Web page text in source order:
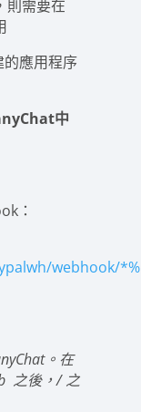
則需要在
的應用程序
中
：
webhook/
。在
之後，/之